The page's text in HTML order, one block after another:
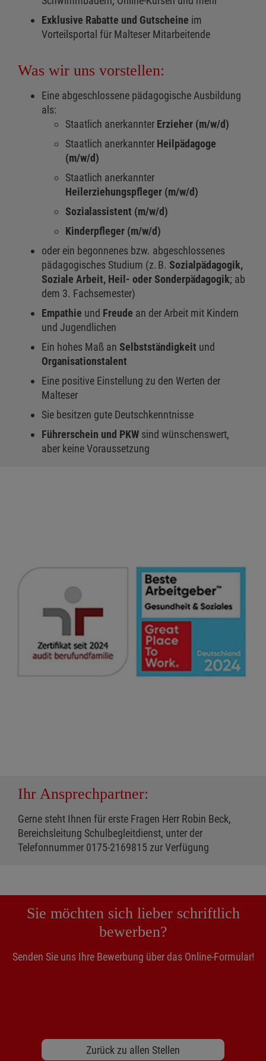
Exklusive Rabatte und Gutscheine im
Vorteilsportal für Malteser Mitarbeitende
Was wir uns vorstellen:
Eine abgeschlossene pädagogische Ausbildung
als:
Staatlich anerkannter Erzieher (m/w/d)
Staatlich anerkannter Heilpädagoge
(m/w/d)
Staatlich anerkannter
Heilerziehungspfleger (m/w/d)
Sozialassistent (m/w/d)
Kinderpfleger (m/w/d)
oder ein begonnenes bzw. abgeschlossenes
pädagogisches Studium (z. B. Sozialpädagogik,
Soziale Arbeit, Heil- oder Sonderpädagogik; ab
dem 3. Fachsemester)
Empathie und Freude an der Arbeit mit Kindern
und Jugendlichen
Ein hohes Maß an Selbstständigkeit und
Organisationstalent
Eine positive Einstellung zu den Werten der
Malteser
Sie besitzen gute Deutschkenntnisse
Führerschein und PKW sind wünschenswert,
aber keine Voraussetzung
Ihr Ansprechpartner:
Gerne steht Ihnen für erste Fragen Herr Robin Beck,
Bereichsleitung Schulbegleitdienst, unter der
Telefonnummer 0175-2169815 zur Verfügung
Sie möchten sich lieber schriftlich
bewerben?
Senden Sie uns Ihre Bewerbung über das Online-Formular!
Zurück zu allen Stellen